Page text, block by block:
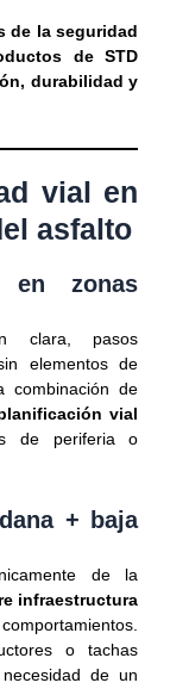
de la seguridad
de STD
durabilidad y
vial en
asfalto
en zonas
clara, pasos
elementos de
combinación de
vial
de periferia o
+ baja
de la
infraestructura
o tachas
de un